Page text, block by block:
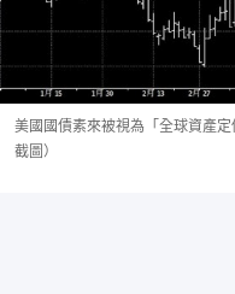
美國國債素來被視為「全球資產
截圖）